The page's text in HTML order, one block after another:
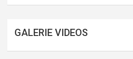
GALERIE VIDEOS